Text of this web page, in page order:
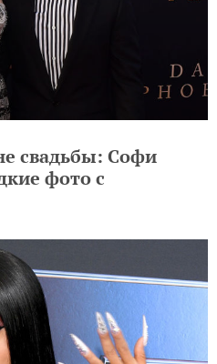
свадьбы: Софи
фото с